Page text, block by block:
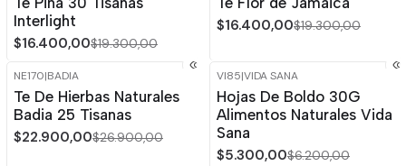
Interlight
$16.400,00$19.300,00
$16.400,00$19.300,00
-15%OFF
NE170|BADIA
Te De Hierbas Naturales
Badia 25 Tisanas
$22.900,00$26.900,00
-15% OFF
VI85|VIDA SANA
Hojas De Boldo 30G
Alimentos Naturales Vida
Sana
$5.300,00$6.200,00